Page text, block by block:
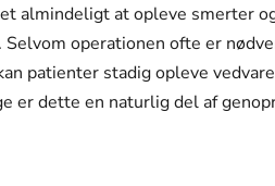
almindeligt at opleve smerter
operationen ofte er
patienter stadig opleve
er dette en naturlig del af